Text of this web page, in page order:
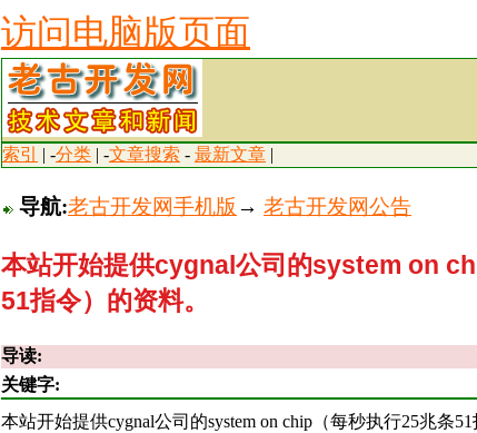
访问电脑版页面
索引 | -分类 | -文章搜索 - 最新文章 |
导航:老古开发网手机版 → 老古开发网公告
本站开始提供cygnal公司的system on
51指令）的资料。
导读:
关键字:
本站开始提供cygnal公司的system on chip（每秒执行25兆条51